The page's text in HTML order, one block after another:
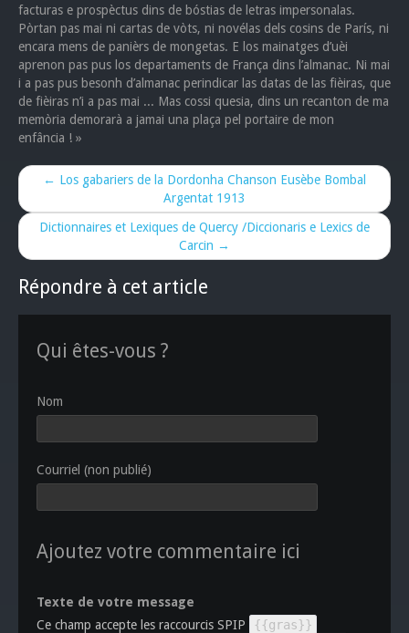
facturas e prospèctus dins de bóstias de letras impersonalas.
Pòrtan pas mai ni cartas de vòts, ni novélas dels cosins de París, ni
encara mens de panièrs de mongetas. E los mainatges d’uèi
aprenon pas pus los departaments de França dins l’almanac. Ni mai
i a pas pus besonh d’almanac perindicar las datas de las fièiras, que
de fièiras n’i a pas mai ... Mas cossi quesia, dins un recanton de ma
memòria demorarà a jamai una plaça pel portaire de mon
enfância ! »
← Los gabariers de la Dordonha Chanson Eusèbe Bombal
Argentat 1913
Dictionnaires et Lexiques de Quercy /Diccionaris e Lexics de
Carcin →
Répondre à cet article
Qui êtes-vous ?
Nom
Courriel (non publié)
Ajoutez votre commentaire ici
Texte de votre message
Ce champ accepte les raccourcis SPIP
{{gras}}